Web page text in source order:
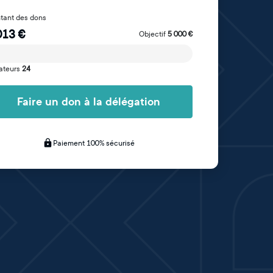
des dons
€ Objectif 5 000€
24
Faire un don à la délégation
Paiement 100% sécurisé